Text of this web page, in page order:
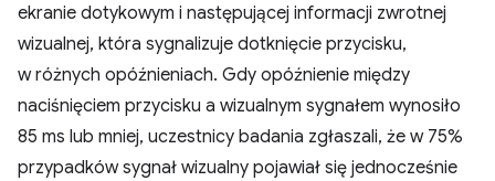
ekranie dotykowym i następującej informacji zwrotnej
wizualnej, która sygnalizuje dotknięcie przycisku,
w różnych opóźnieniach. Gdy opóźnienie między
naciśnięciem przycisku a wizualnym sygnałem wynosiło
85 ms lub mniej, uczestnicy badania zgłaszali, że w 75%
przypadków sygnał wizualny pojawiał się jednocześnie